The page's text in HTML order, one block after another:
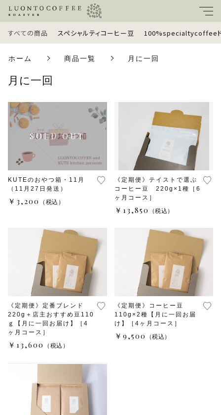
すべての商品 スペシャルティコーヒー豆 100%specialtycoffeeド
ホーム 商品一覧 月に一回
月に一回
KUTEのおやつ箱・11月
（11月27日発送）
￥3,200 （税込）
《定期便》テイストで選ぶ
コーヒー豆 220g×1種［6
ヶ月コース］
￥13,850 （税込）
《定期便》定番ブレンド
220g＋店主おすすめ豆110
ｇ【月に一回お届け】［4
ヶ月コース］
￥13,600 （税込）
《定期便》コーヒー豆
110g×2種【月に一回お届
け】［4ヶ月コース］
￥9,500 （税込）
100%specialtycoffeeドリップバッグ
ギフトセット
ラッピングオプション
水出しコーヒー
コーヒー器具
初回おすすめ
セット商品
ルオントレウナ会員様限定
親カテゴリ
子カテゴリ
～
その他
在庫あり